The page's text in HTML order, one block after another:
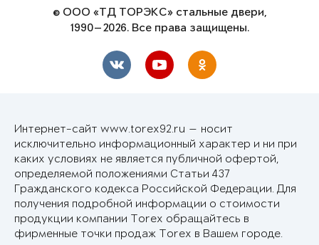
© ООО «ТД ТОРЭКС» стальные двери,
1990—2026. Все права защищены.
Интернет-сайт www.torex92.ru — носит
исключительно информационный характер и ни при
каких условиях не является публичной офертой,
определяемой положениями Статьи 437
Гражданского кодекса Российской Федерации. Для
получения подробной информации о стоимости
продукции компании Torex обращайтесь в
фирменные точки продаж Torex в Вашем городе.